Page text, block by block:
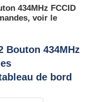
434MHz FCCID
voir le
Bouton 434MHz
de bord